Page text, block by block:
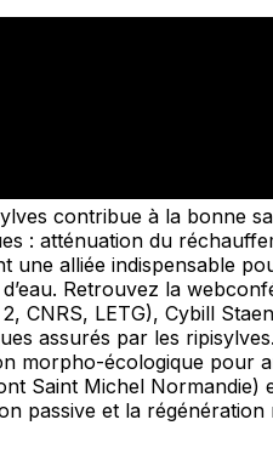
contribue à la bonne
: atténuation du
une alliée indispensable
Retrouvez la
CNRS, LETG), Cybill
assurés par les
morpho-écologique pour
Saint Michel
passive et la